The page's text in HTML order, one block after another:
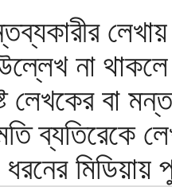
না
লেখকের বা
ব্যতিরেকে
ধরনের মিডিয়ায়